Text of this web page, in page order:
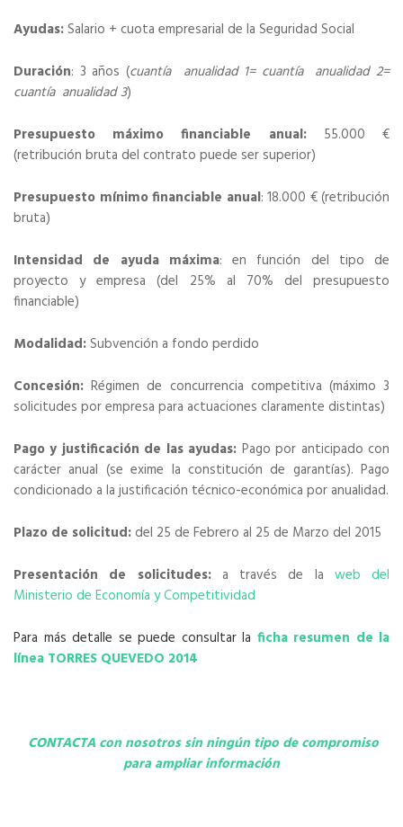
Ayudas:Salario + cuota empresarial de la Seguridad Social
Duración: 3 años (cuantía anualidad 1= cuantía anualidad 2=
cuantía anualidad 3)
Presupuesto máximo financiable anual:55.000 €
(retribución bruta del contrato puede ser superior)
Presupuesto mínimo financiable anual: 18.000 € (retribución
bruta)
Intensidad de ayuda máxima: en función del tipo de
proyecto y empresa (del 25% al 70% del presupuesto
financiable)
Modalidad:Subvención a fondo perdido
Concesión:Régimen de concurrencia competitiva (máximo 3
solicitudes por empresa para actuaciones claramente distintas)
Pago y justificación de las ayudas: Pago por anticipado con
carácter anual (se exime la constitución de garantías). Pago
condicionado a la justificación técnico-económica por anualidad.
Plazo de solicitud: del 25 de Febrero al 25 de Marzo del 2015
Presentación de solicitudes:a través de la web del
Ministerio de Economía y Competitividad
Para más detalle se puede consultar la ficha resumen de la
línea TORRES QUEVEDO 2014
CONTACTA con nosotros sin ningún tipo de compromiso
para ampliar información